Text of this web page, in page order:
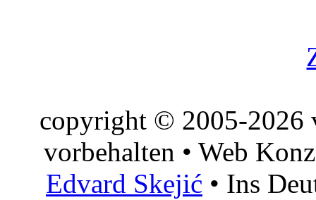
copyright © 2005-2026
vorbehalten • Web
Edvard Skejić • Ins